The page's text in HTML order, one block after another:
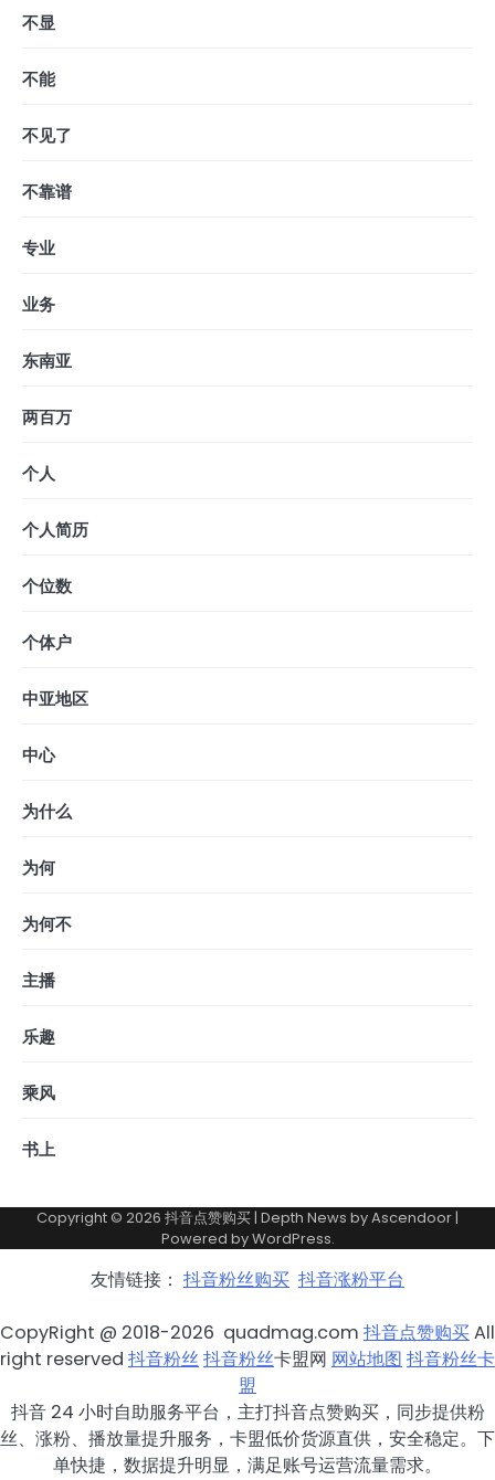
不显
不能
不见了
不靠谱
专业
业务
东南亚
两百万
个人
个人简历
个位数
个体户
中亚地区
中心
为什么
为何
为何不
主播
乐趣
乘风
书上
Copyright © 2026 抖音点赞购买| Depth News byAscendoor|
Powered byWordPress.
友情链接： 抖音粉丝购买 抖音涨粉平台
CopyRight @ 2018-2026 quadmag.com 抖音点赞购买All
right reserved 抖音粉丝抖音粉丝卡盟网 网站地图 抖音粉丝卡
盟
抖音 24 小时自助服务平台，主打抖音点赞购买，同步提供粉
丝、涨粉、播放量提升服务，卡盟低价货源直供，安全稳定。下
单快捷，数据提升明显，满足账号运营流量需求。